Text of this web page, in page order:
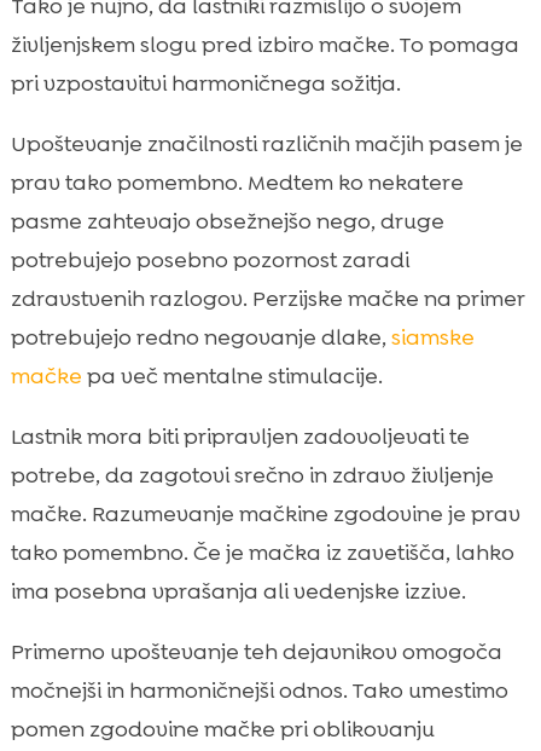
življenjskem slogu pred izbiro mačke. To pomaga
pri vzpostavitvi harmoničnega sožitja.
Upoštevanje značilnosti različnih mačjih pasem je
prav tako pomembno. Medtem ko nekatere
pasme zahtevajo obsežnejšo nego, druge
potrebujejo posebno pozornost zaradi
zdravstvenih razlogov. Perzijske mačke na primer
potrebujejo redno negovanje dlake, siamske
mačke pa več mentalne stimulacije.
Lastnik mora biti pripravljen zadovoljevati te
potrebe, da zagotovi srečno in zdravo življenje
mačke. Razumevanje mačkine zgodovine je prav
tako pomembno. Če je mačka iz zavetišča, lahko
ima posebna vprašanja ali vedenjske izzive.
Primerno upoštevanje teh dejavnikov omogoča
močnejši in harmoničnejši odnos. Tako umestimo
pomen zgodovine mačke pri oblikovanju